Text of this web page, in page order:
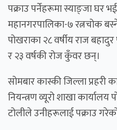
पक्राउ पर्नेहरूमा स्याङ्जा घर
महानगरपालिका-७ रत्नचोक
पोखराका २८ वर्षीय राज
र २३ वर्षकी रोज कुँवर छन्।
सोमबार कास्की जिल्ला प्रहरी
नियन्त्रण व्यूरो शाखा कार्यालय
टोलीले उनीहरूलाई पक्राउ